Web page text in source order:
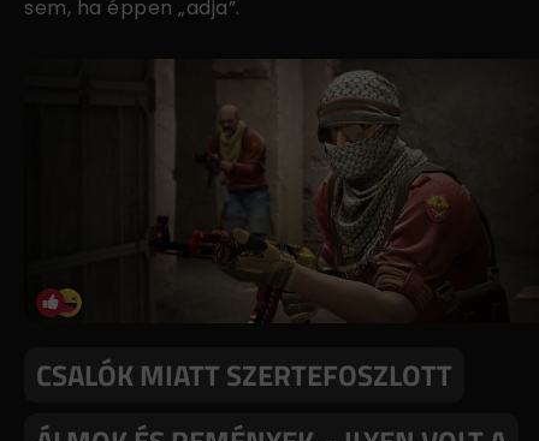
sem, ha éppen „adja”.
CSALÓK MIATT SZERTEFOSZLOTT